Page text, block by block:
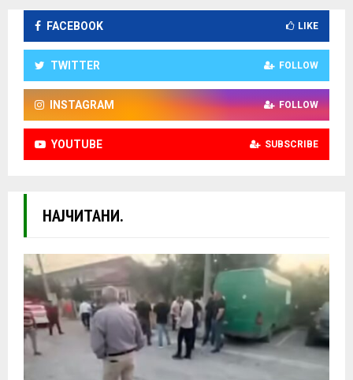
FACEBOOK LIKE
TWITTER FOLLOW
INSTAGRAM FOLLOW
YOUTUBE SUBSCRIBE
НАЈЧИТАНИ.